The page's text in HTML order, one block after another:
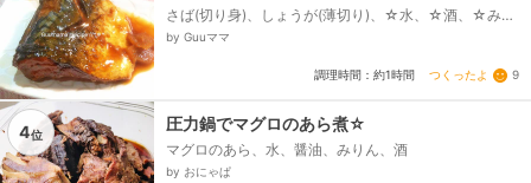
さば(切り身)、しょうが(薄切り)、☆水、☆酒、☆みり
ん、☆砂糖、☆味噌、⚫味噌、⚫醤油
by Guuママ
調理時間：約1時間 つくったよ 9
4位
圧力鍋でマグロのあら煮☆
マグロのあら、水、醤油、みりん、酒
by おにゃぱ